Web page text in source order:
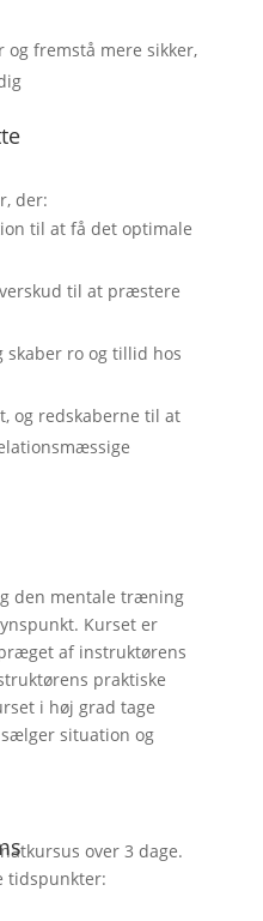
fremstå mere sikker,
der:
til at få det optimale
til at præstere
skaber ro og tillid hos
og redskaberne til at
den mentale træning
Kurset er
af instruktørens
praktiske
i høj grad tage
situation og
over 3 dage.
tidspunkter: